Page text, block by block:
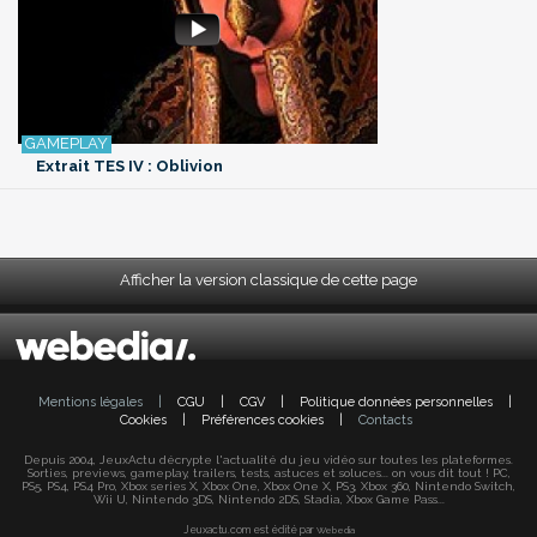
Extrait TES IV : Oblivion
Afficher la version classique de cette page
Mentions légales CGU CGV Politique données personnelles
Cookies
Préférences cookies Contacts
Depuis 2004, JeuxActu décrypte l'actualité du jeu vidéo sur toutes les plateformes.
Sorties, previews, gameplay, trailers, tests, astuces et soluces... on vous dit tout ! PC,
PS5, PS4, PS4 Pro, Xbox series X, Xbox One, Xbox One X, PS3, Xbox 360, Nintendo Switch,
Wii U, Nintendo 3DS, Nintendo 2DS, Stadia, Xbox Game Pass...
Jeuxactu.com est édité par Webedia